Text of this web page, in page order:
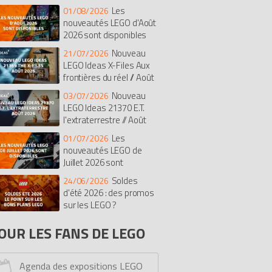
Botanicals
Super Mario
des Caraïbes
The Batman Movie
Buildings Collection
Jones
Duplo
The LEGO Movie
Chima Saisonnier
Castle
Knights
Ghostbusters
Stranger Things
Le Hobbit
Hidden Side
Overwatch
Fortnite Pirates
Simpsons
1 (F1)
Monkie Kid
Avatar
doo
One Piece
Story
Tortues Ninja
Unikitty
Functions
Monster Fighters
Factory
Dreamzzz
Kingdoms
Bob l'éponge
Serious Play
Sketches
Mindstorms
Dino
01/08/2026 Les
nouveautés LEGO d'Août
2026 sont disponibles
21/07/2026 Nouveau
LEGO Ideas X-Files Aux
frontières du réel // Août
03/07/2026 Nouveau
LEGO Ideas 21370 E.T.
l'extraterrestre // Août
01/07/2026 Les
nouveautés LEGO de
Juillet 2026 sont
24/06/2026 Soldes
d'été 2026 : des promos
sur les LEGO ?
LES FANS DE LEGO
Agenda des expositions LEGO